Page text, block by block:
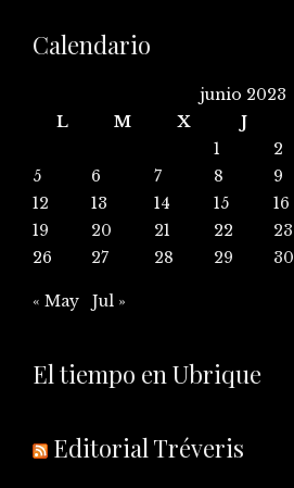
Calendario
junio 2023
L
M X J
1
2
5
6 7 8 9
12
13 14 15 16
19
20 21 22 23
26
27 28 29 30
« May Jul »
El tiempo en Ubrique
Editorial Tréveris